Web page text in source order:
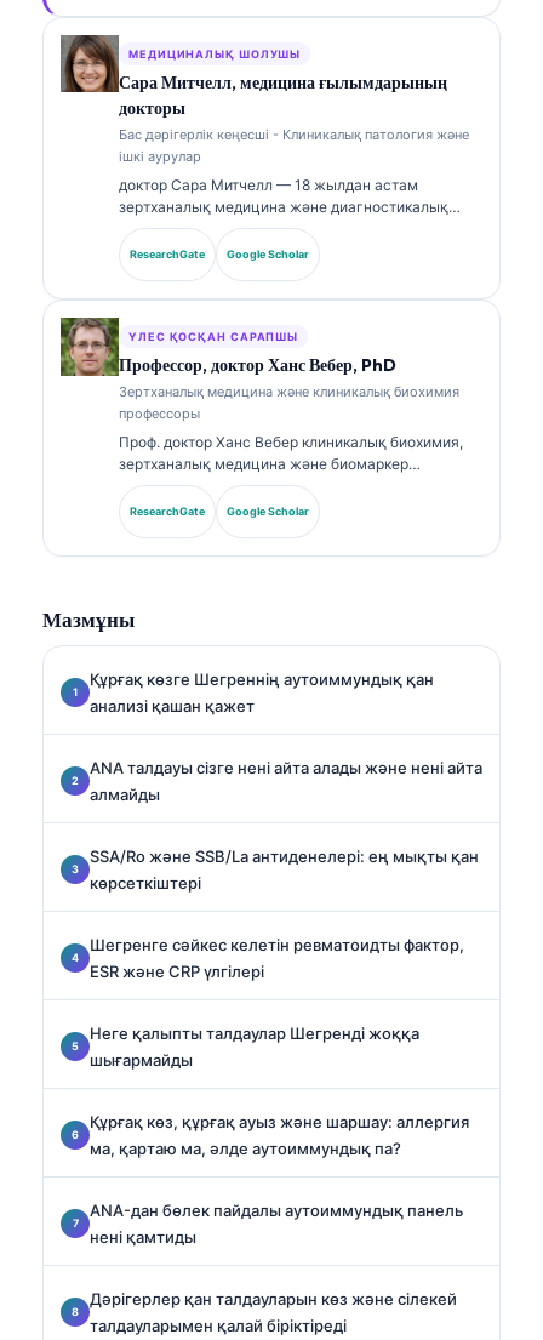
дәлдігін қамтамасыз етуге қатысты клиникалық
қадағалауды жүзеге асырады. Д-р Кляйн
биомаркерлерді түсіндіру және зертханалық
диагностика бойынша зертханалық медицина
тақырыптарында кеңінен жариялады.
МЕДИЦИНАЛЫҚ ШОЛУШЫ
Сара Митчелл, медицина ғылымдарының
докторы
Бас дәрігерлік кеңесші - Клиникалық патология және
ішкі аурулар
доктор Сара Митчелл — 18 жылдан астам
зертханалық медицина және диагностикалық
талдау саласында тәжірибесі бар, біліктілігі
расталған клиникалық патологоанатом. Ол
клиникалық химия бойынша мамандандырылған
қатысты кеңінен жариялады.
ResearchGate Google Scholar
ҮЛЕС ҚОСҚАН САРАПШЫ
Профессор, доктор Ханс Вебер, PhD
Зертханалық медицина және клиникалық биохимия
профессоры
Проф. доктор Ханс Вебер клиникалық биохимия,
зертханалық медицина және биомаркер
зерттеулері саласында 30+ жылдық тәжірибесін
ұсынады. Германияның клиникалық химия
қоғамының бұрынғы президенті бола отырып, ол
маманданған.
ResearchGate Google Scholar
Мазмұны
Құрғақ көзге Шегреннің аутоиммундық қан
анализі қашан қажет
ANA талдауы сізге нені айта алады және нені айта
алмайды
SSA/Ro және SSB/La антиденелері: ең мықты қан
көрсеткіштері
Шегренге сәйкес келетін ревматоидты фактор,
ESR және CRP үлгілері
Неге қалыпты талдаулар Шегренді жоққа
шығармайды
Құрғақ көз, құрғақ ауыз және шаршау: аллергия
ма, қартаю ма, әлде аутоиммундық па?
ANA-дан бөлек пайдалы аутоиммундық панель
нені қамтиды
Дәрігерлер қан талдауларын көз және сілекей
талдауларымен қалай біріктіреді